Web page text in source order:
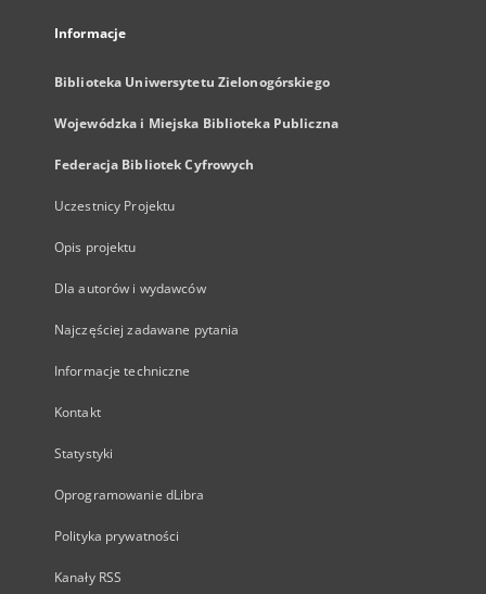
Informacje
Biblioteka Uniwersytetu Zielonogórskiego
Wojewódzka i Miejska Biblioteka Publiczna
Federacja Bibliotek Cyfrowych
Uczestnicy Projektu
Opis projektu
Dla autorów i wydawców
Najczęściej zadawane pytania
Informacje techniczne
Kontakt
Statystyki
Oprogramowanie dLibra
Polityka prywatności
Kanały RSS